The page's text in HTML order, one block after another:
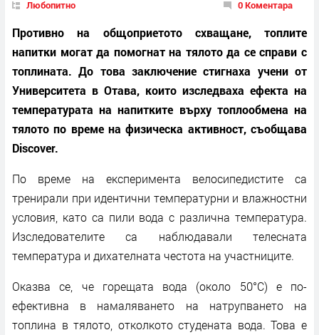
Любопитно 0 Коментара
Противно на общоприетото схващане, топлите
напитки могат да помогнат на тялото да се справи с
топлината. До това заключение стигнаха учени от
Университета в Отава, които изследваха ефекта на
температурата на напитките върху топлообмена на
тялото по време на физическа активност, съобщава
Discover.
По време на експеримента велосипедистите са
тренирали при идентични температурни и влажностни
условия, като са пили вода с различна температура.
Изследователите са наблюдавали телесната
температура и дихателната честота на участниците.
Оказва се, че горещата вода (около 50°C) е по-
ефективна в намаляването на натрупването на
топлина в тялото, отколкото студената вода. Това е